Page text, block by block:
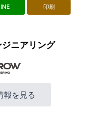
印刷
ニアリング
報を見る